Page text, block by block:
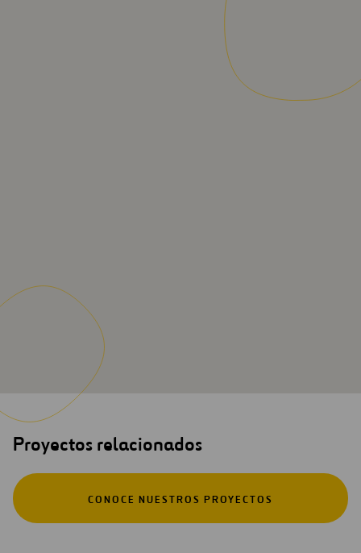
Proyectos relacionados
CONOCE NUESTROS PROYECTOS